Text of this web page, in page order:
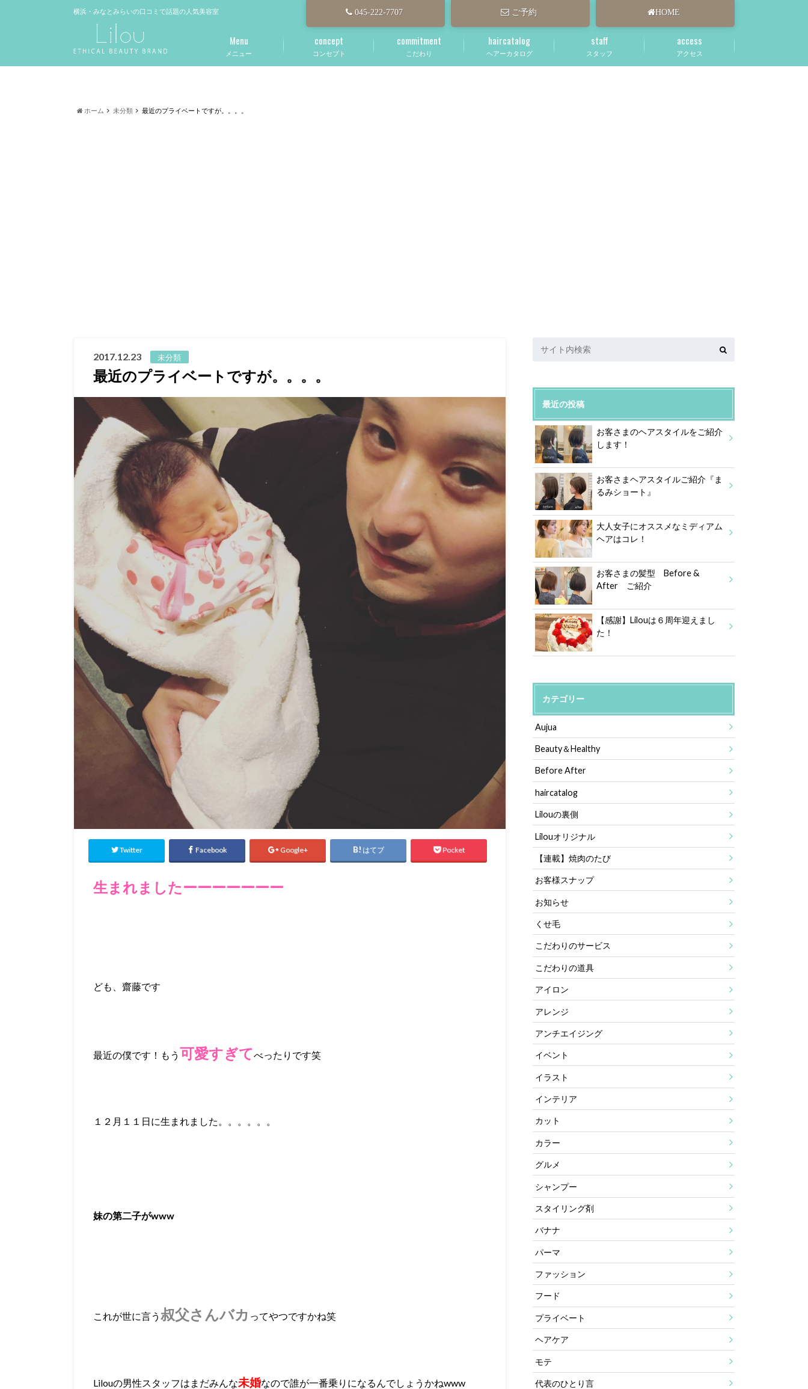
横浜・みなとみらいの口コミで話題の人気美容室 HOME
ご予約
045-222-7707
メニュー
Menu
コンセプト
concept
こだわり
commitment
ヘアーカタログ
haircatalog
スタッフ
staff
アクセス
access
ホーム 未分類 最近のプライベートですが。。。。
2017.12.23 未分類
最近のプライベートですが。。。。
Twitter Facebook Google+ はてブ Pocket
生まれましたーーーーーーー
ども、齋藤です
最近の僕です！もう 可愛すぎてべったりです笑
１２月１１日に生まれました。。。。。。
妹の第二子がwww
これが世に言う 叔父さんバカ ってやつですかね笑
Lilouの男性スタッフはまだみんな未婚なので誰が一番乗りになるんでしょうかねwww
最近の投稿
お客さまのヘアスタイルをご紹介
します！
お客さまヘアスタイルご紹介『ま
るみショート』
大人女子にオススメなミディアム
ヘアはコレ！
お客さまの髪型 Before &
After ご紹介
【感謝】Lilouは６周年迎えまし
た！
カテゴリー
Aujua
Beauty＆Healthy
Before After
haircatalog
Lilouの裏側
Lilouオリジナル
【連載】焼肉のたび
お客様スナップ
お知らせ
くせ毛
こだわりのサービス
こだわりの道具
アイロン
アレンジ
アンチエイジング
イベント
イラスト
インテリア
カット
カラー
グルメ
シャンプー
スタイリング剤
バナナ
パーマ
ファッション
フード
プライベート
ヘアケア
モテ
代表のひとり言